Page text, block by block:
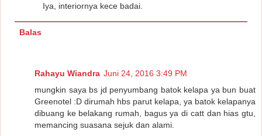
Iya, interiornya kece badai.
Balas
Rahayu Wiandra Juni 24, 2016 3:49 PM
mungkin saya bs jd penyumbang batok kelapa ya bun buat
Greenotel :D dirumah hbs parut kelapa, ya batok kelapanya
dibuang ke belakang rumah, bagus ya di catt dan hias gtu,
memancing suasana sejuk dan alami.